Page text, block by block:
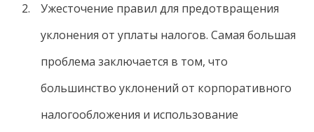
Ужесточение правил для предотвращения
уклонения от уплаты налогов. Самая большая
проблема заключается в том, что
большинство уклонений от корпоративного
налогообложения и использование